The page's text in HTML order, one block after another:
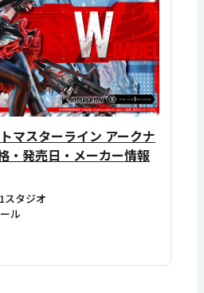
マスターライン アークナ
・発売日・メーカー情報
スタジオ
ル